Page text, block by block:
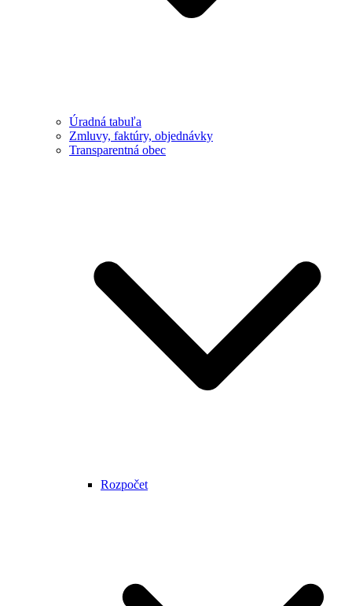
Úradná tabuľa
Zmluvy, faktúry, objednávky
Transparentná obec
Rozpočet